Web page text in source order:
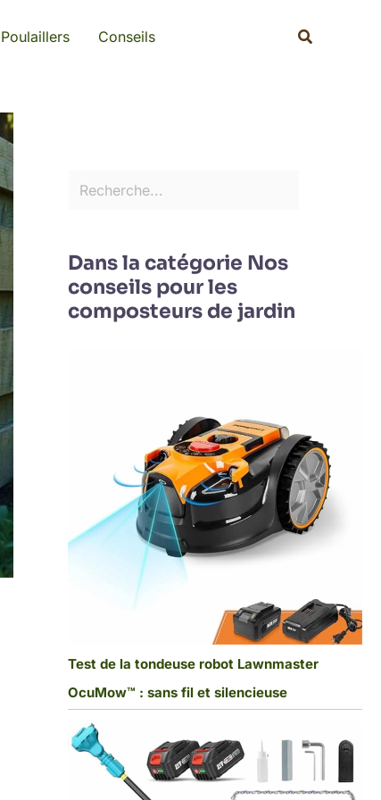
Poulaillers Conseils
Dans la catégorie Nos
conseils pour les
composteurs de jardin
Test de la tondeuse robot Lawnmaster
OcuMow™ : sans fil et silencieuse